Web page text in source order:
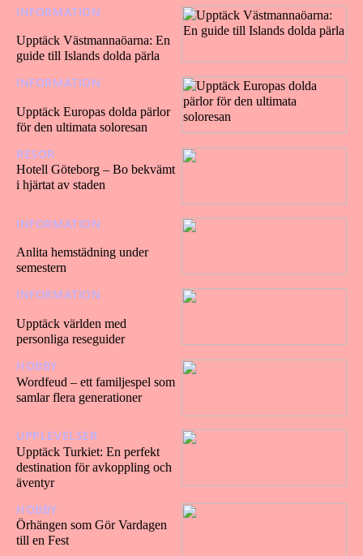
INFORMATION
Upptäck Västmannaöarna: En
guide till Islands dolda pärla
INFORMATION
Upptäck Europas dolda pärlor
för den ultimata soloresan
RESOR
Hotell Göteborg – Bo bekvämt
i hjärtat av staden
INFORMATION
Anlita hemstädning under
semestern
INFORMATION
Upptäck världen med
personliga reseguider
HOBBY
Wordfeud – ett familjespel som
samlar flera generationer
UPPLEVELSER
Upptäck Turkiet: En perfekt
destination för avkoppling och
äventyr
HOBBY
Örhängen som Gör Vardagen
till en Fest